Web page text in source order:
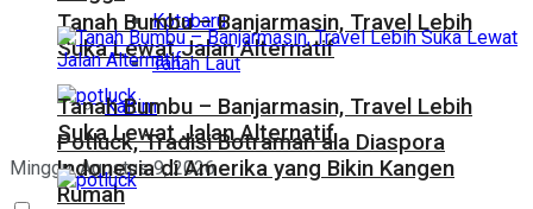
Kotabaru
Tanah Laut
Kaltim
Minggu, Agustus 9, 2026
Tanah Bumbu – Banjarmasin, Travel Lebih
Suka Lewat Jalan Alternatif
Potluck, Tradisi Botraman ala Diaspora
Indonesia di Amerika yang Bikin Kangen
Rumah
Tanah Bumbu – Banjarmasin, Travel Lebih
Suka Lewat Jalan Alternatif